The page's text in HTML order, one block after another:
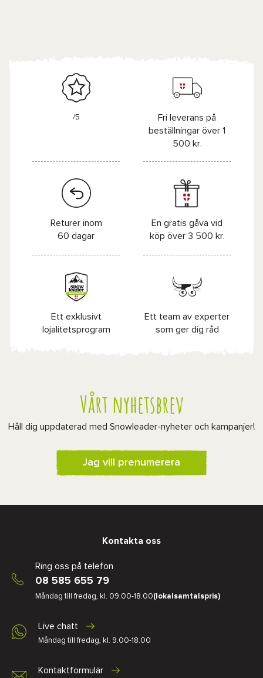
/5
Fri leverans på
beställningar över 1
500 kr.
Returer inom
60 dagar
En gratis gåva vid
köp över 3 500 kr.
Ett exklusivt
lojalitetsprogram
Ett team av experter
som ger dig råd
Vårt nyhetsbrev
Håll dig uppdaterad med Snowleader-nyheter och kampanjer!
Jag vill prenumerera
Kontakta oss
Ring oss på telefon
08 585 655 79
Måndag till fredag, kl. 09.00-18.00(lokalsamtalspris)
Live chatt
Måndag till fredag, kl. 9.00-18.00
Kontaktformulär